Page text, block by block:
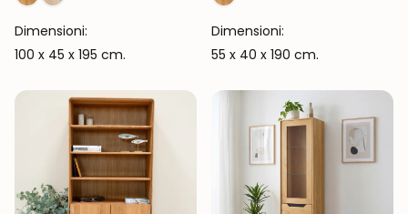
Dimensioni:
100 x 45 x 195 cm.
Dimensioni:
55 x 40 x 190 cm.